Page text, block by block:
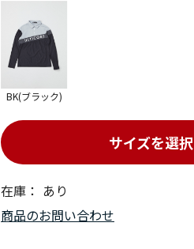
在庫： あり
サイズを選択
BK(ブラック)
商品のお問い合わせ